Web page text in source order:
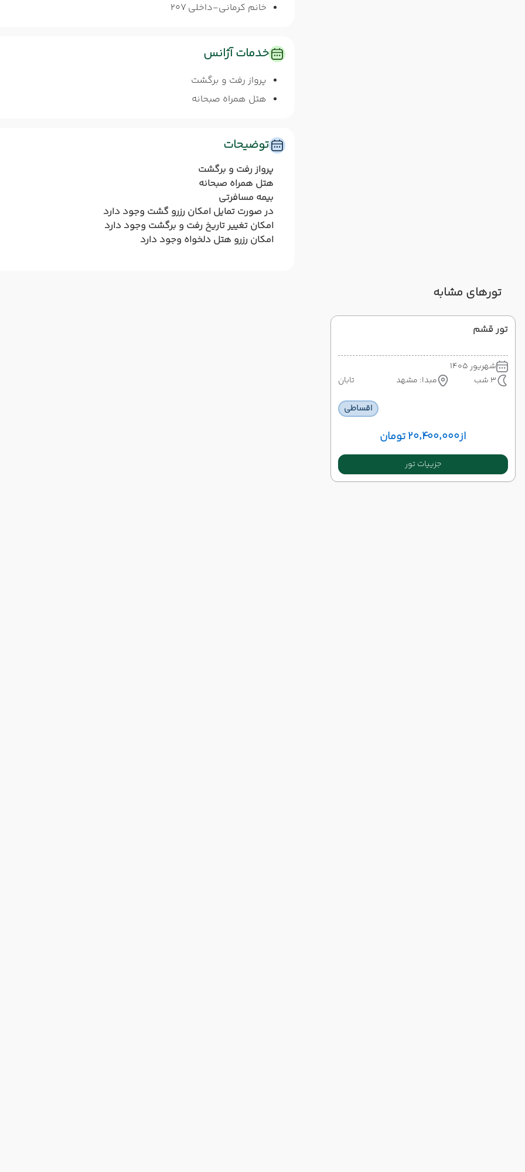
خانم کرمانی-داخلی 207
خدمات آژانس
پرواز رفت و برگشت
هتل همراه صبحانه
توضیحات
پرواز رفت و برگشت
هتل همراه صبحانه
بیمه مسافرتی
در صورت تمایل امکان رزرو گشت وجود دارد
امکان تغییر تاریخ رفت و برگشت وجود دارد
امکان رزرو هتل دلخواه وجود دارد
تورهای مشابه
تور قشم
شهریور 1405
3 شب
مبدا: مشهد تابان
اقساطی
از۲۰٬۴۰۰٬۰۰۰ تومان
جزییات تور